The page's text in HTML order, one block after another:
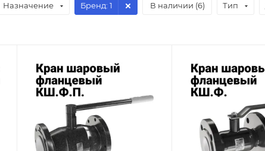
Назначение Бренд: 1 В наличии (6) Тип